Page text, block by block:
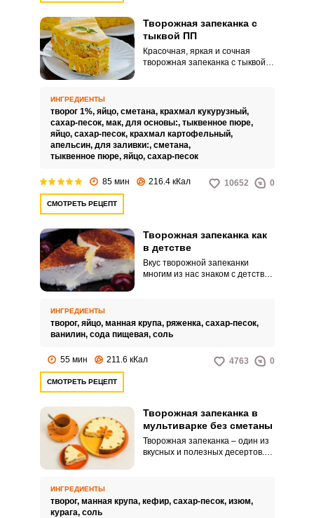
Творожная запеканка с
тыквой ПП
Красочная, яркая и сочная
творожная запеканка с тыквой
творога и тыквы, подчеркнутое
тонкими нотками цитрусового
аромата объединились в этом
потрясающем десерте, который
может позволить себе каждый,
ведь отсутствие в рецепте муки
воздушным, а это так важно для
правильного питания!
ИНГРЕДИЕНТЫ
творог 1%, яйцо, сметана, крахмал кукурузный,
сахар-песок, мак, для основы:, тыквенное пюре,
яйцо, сахар-песок, крахмал картофельный,
апельсин, для заливки:, сметана,
тыквенное пюре, яйцо, сахар-песок
85 мин 216.4 кКал 10652 0
СМОТРЕТЬ РЕЦЕПТ
Творожная запеканка как
в детстве
Вкус творожной запеканки
многим из нас знаком с детства.
ИНГРЕДИЕНТЫ
творог, яйцо, манная крупа, ряженка, сахар-песок,
ванилин, сода пищевая, соль
55 мин 211.6 кКал 4763 0
СМОТРЕТЬ РЕЦЕПТ
Творожная запеканка в
мультиварке без сметаны
Творожная запеканка – один из
вкусных и полезных десертов.
приятный вкус и обогащают
витаминами.
ИНГРЕДИЕНТЫ
творог, манная крупа, кефир, сахар-песок, изюм,
курага, соль